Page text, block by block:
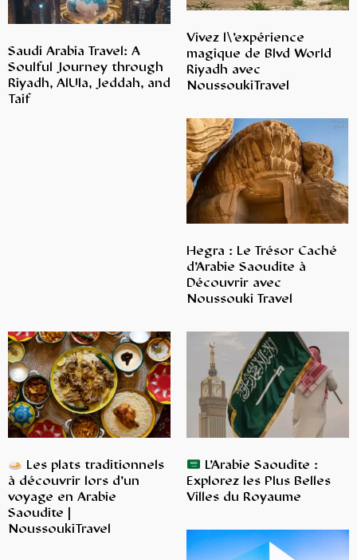
Saudi Arabia Travel: A
Soulful Journey through
Riyadh, AlUla, Jeddah, and
Taif
Vivez l\’expérience
magique de Blvd World
Riyadh avec
NoussoukiTravel
Hegra : Le Trésor Caché
d’Arabie Saoudite à
Découvrir avec
Noussouki Travel
Les plats traditionnels
à découvrir lors d’un
voyage en Arabie
Saoudite |
NoussoukiTravel
L’Arabie Saoudite :
Explorez les Plus Belles
Villes du Royaume